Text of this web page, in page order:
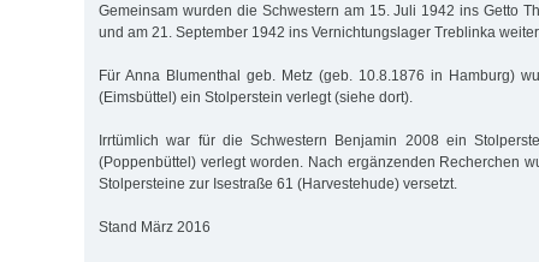
Gemeinsam wurden die Schwestern am 15. Juli 1942 ins Getto
und am 21. September 1942 ins Vernichtungslager Treblinka
Für Anna Blumenthal geb. Metz (geb. 10.8.1876 in Hamburg)
(Eimsbüttel) ein Stolperstein verlegt (siehe dort).
Irrtümlich war für die Schwestern Benjamin 2008 ein
(Poppenbüttel) verlegt worden. Nach ergänzenden Recherchen
Stolpersteine zur Isestraße 61 (Harvestehude) versetzt.
Stand März 2016